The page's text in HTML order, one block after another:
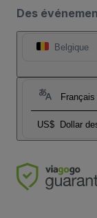
Des
Belgique
US$ Dollar